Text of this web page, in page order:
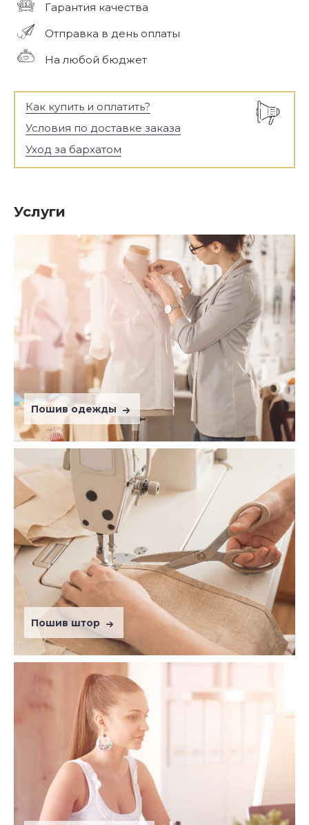
Гарантия качества
Отправка в день оплаты
На любой бюджет
Как купить и оплатить?
Условия по доставке заказа
Уход за бархатом
Услуги
Пошив одежды
Пошив штор